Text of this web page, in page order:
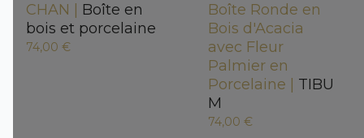
CHAN | Boîte en
bois et porcelaine
74,00 €
Boîte Ronde en
Bois d'Acacia
avec Fleur
Palmier en
Porcelaine | TIBU
M
74,00 €